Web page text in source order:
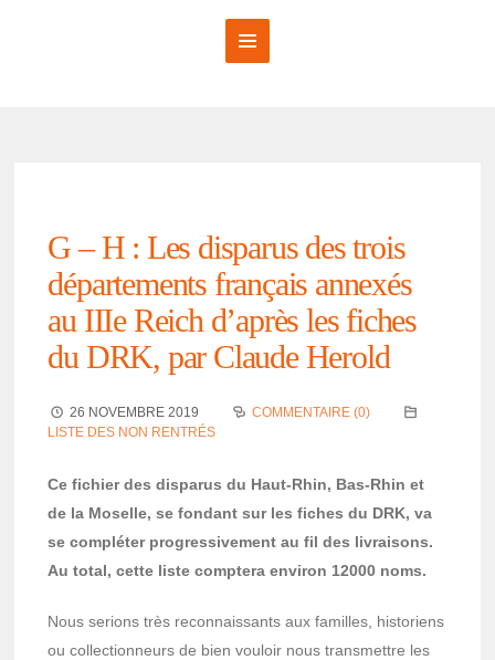
G – H : Les dispa­­­rus des trois
dépar­­­te­­­ments français annexés
au IIIe Reich d’après les fiches
du DRK, par Claude Herold
26 NOVEMBRE 2019
COMMENTAIRE (0)
LISTE DES NON RENTRÉS
Ce fichier des dispa­rus du Haut-Rhin, Bas-Rhin et
de la Moselle, se fondant sur les fiches du DRK, va
se complé­ter progres­si­ve­ment au fil des livrai­sons.
Au total, cette liste comp­tera envi­ron 12000 noms.
Nous serions très recon­nais­sants aux familles, histo­riens
ou collec­tion­neurs de bien vouloir nous trans­mettre les